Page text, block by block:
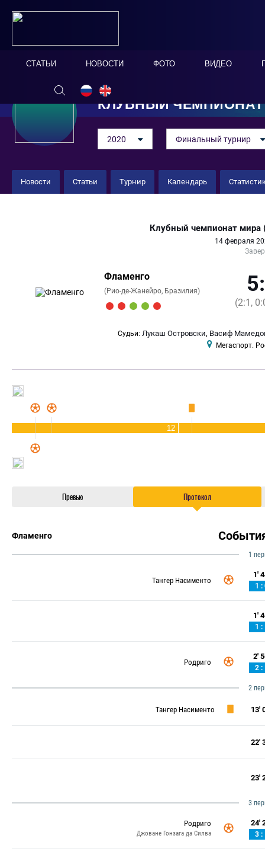
СТАТЬИ НОВОСТИ ФОТО ВИДЕО
КЛУБНЫЙ
2020 Финальный турнир
Новости Статьи Турнир Календарь
Клубный чемпионат мира
14 февраля
Фламенго
(Рио-де-Жанейро, Бразилия)
(2:1,
Судьи: Лукаш Островски, Васиф
Мегаспорт.
12
Превью Протокол
Фламенго
1
Тангер Насименто
1'
1 :
1'
1 :
Родриго
2'
2 :
2
Тангер Насименто 13'
22'
23'
3
Родриго
Джоване Гонзага да Силва
24'
3 :